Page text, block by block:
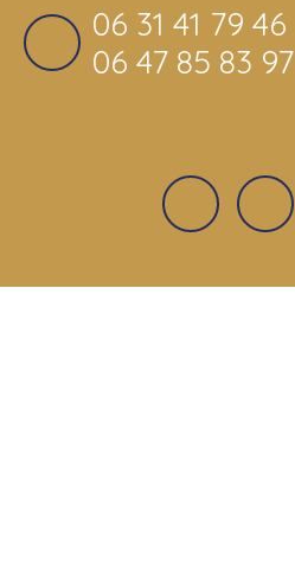
06 31 41 79 46
06 47 85 83 97